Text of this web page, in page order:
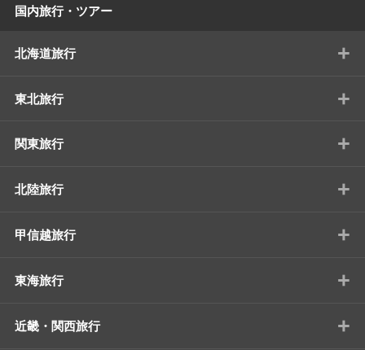
国内旅行・ツアー
北海道旅行 +
東北旅行 +
関東旅行 +
北陸旅行 +
甲信越旅行 +
東海旅行 +
近畿・関西旅行 +